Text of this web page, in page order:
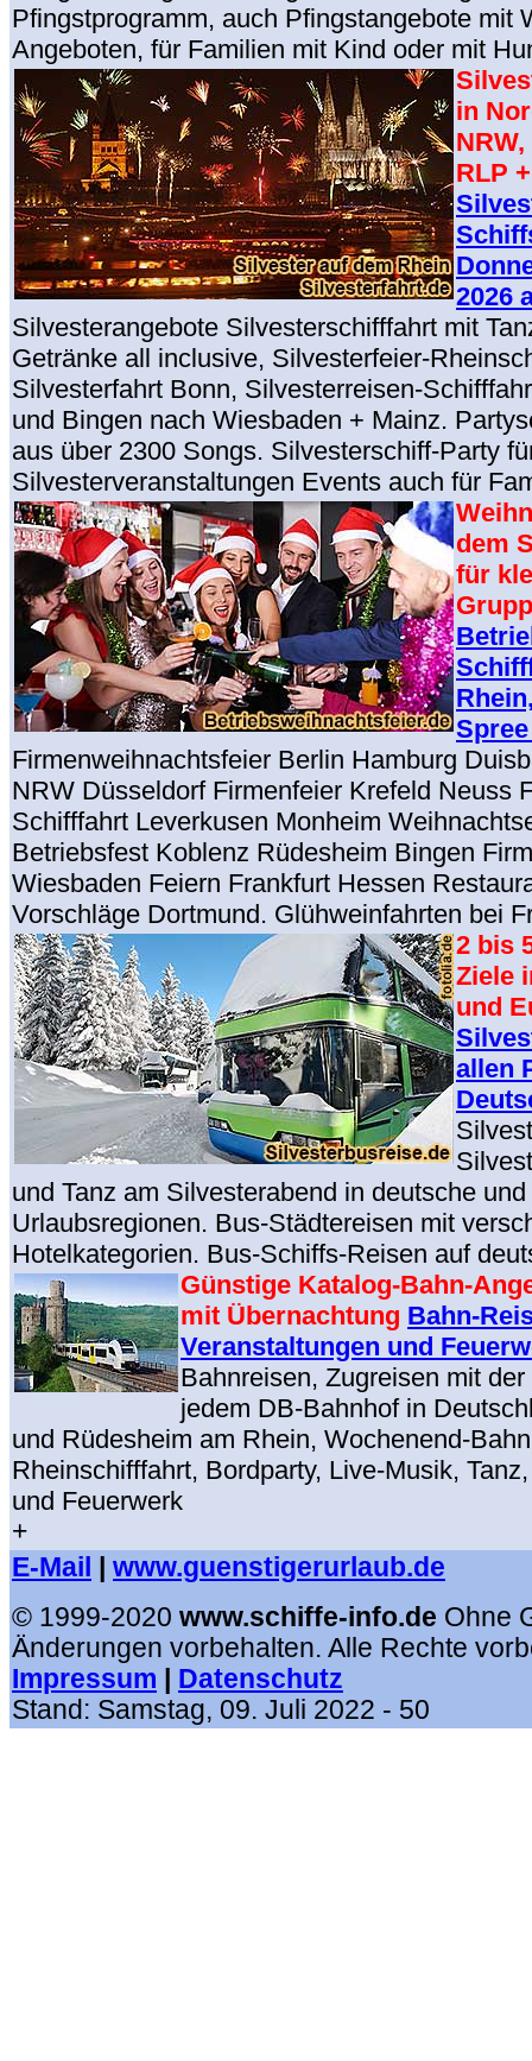
Pfingstprogramm, auch Pfingstangebote mit
Angeboten, für Familien mit Kind oder mit
in
RLP
2026
Silvesterangebote Silvesterschifffahrt mit
Getränke all inclusive, Silvesterfeier-
Silvesterfahrt Bonn, Silvesterreisen-
und Bingen nach Wiesbaden + Mainz.
aus über 2300 Songs. Silvesterschiff-Party
Silvesterveranstaltungen Events auch für
dem
für
Firmenweihnachtsfeier Berlin Hamburg
NRW Düsseldorf Firmenfeier Krefeld Neuss
Schifffahrt Leverkusen Monheim
Betriebsfest Koblenz Rüdesheim Bingen
Wiesbaden Feiern Frankfurt Hessen
Vorschläge Dortmund. Glühweinfahrten bei
2 bis
Ziele
und
allen
und Tanz am Silvesterabend in deutsche
Urlaubsregionen. Bus-Städtereisen mit
Hotelkategorien. Bus-Schiffs-Reisen auf
Günstige Katalog-Bahn-
mit Übernachtung Bahn-
Veranstaltungen und
Bahnreisen, Zugreisen mit
jedem DB-Bahnhof in
und Rüdesheim am Rhein, Wochenend-
Rheinschifffahrt, Bordparty, Live-Musik,
und Feuerwerk
+
E-Mail
www.guenstigerurlaub.de
© 1999-2020 www.schiffe-info.de Ohne
Änderungen vorbehalten. Alle Rechte
Impressum
Datenschutz
Stand: Samstag, 09. Juli 2022 - 50